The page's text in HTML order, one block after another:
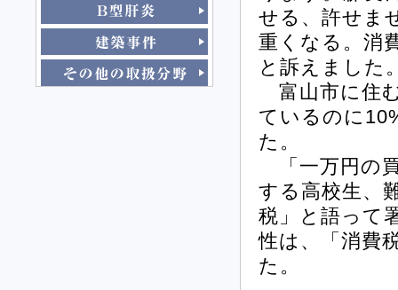
せる、許せま
重くなる。消
と訴えました
富山市に住
ているのに
た。
「一万円の
する高校生、
税」と語って
性は、「消費
た。